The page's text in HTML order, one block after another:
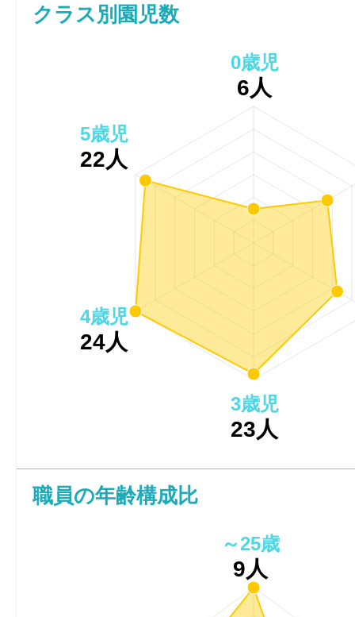
クラス別園児数
0歳児
6人
3歳児
23人
4歳児
24人
5歳児
22人
職員の年齢構成比
～25歳
9人